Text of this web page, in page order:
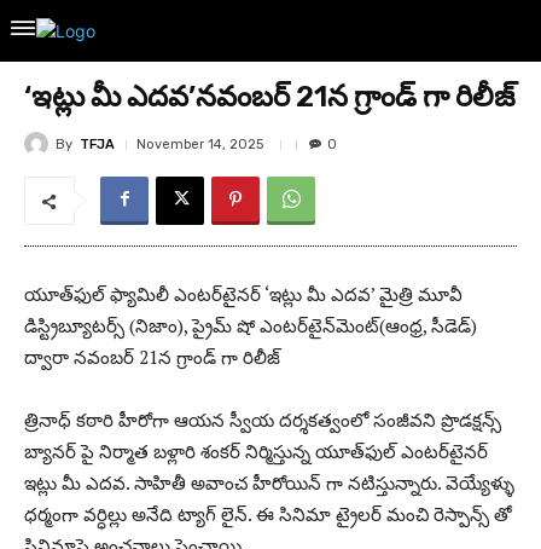
‘ఇట్లు మీ ఎదవ’నవంబర్ 21న గ్రాండ్ గా రిలీజ్
By TFJA November 14, 2025 0
యూత్‌ఫుల్ ఫ్యామిలీ ఎంటర్‌టైనర్‌ ‘ఇట్లు మీ ఎదవ’ మైత్రి మూవీ
డిస్ట్రిబ్యూటర్స్ (నిజాం), ప్రైమ్ షో ఎంటర్‌టైన్‌మెంట్(ఆంధ్ర, సీడెడ్)
ద్వారా నవంబర్ 21న గ్రాండ్ గా రిలీజ్
త్రినాధ్ కఠారి హీరోగా ఆయన స్వీయ దర్శకత్వంలో సంజీవని ప్రొడక్షన్స్
బ్యానర్ పై నిర్మాత బళ్లారి శంకర్ నిర్మిస్తున్న యూత్‌ఫుల్ ఎంటర్‌టైనర్‌
ఇట్లు మీ ఎదవ. సాహితీ అవాంచ హీరోయిన్ గా నటిస్తున్నారు. వెయ్యేళ్ళు
ధర్మంగా వర్ధిల్లు అనేది ట్యాగ్ లైన్. ఈ సినిమా ట్రైలర్ మంచి రెస్పాన్స్ తో